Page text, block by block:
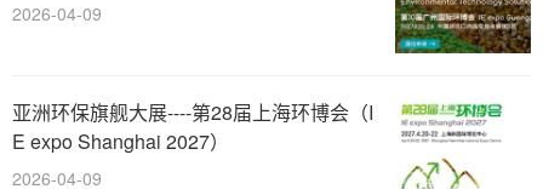
2026-04-09
亚洲环保旗舰大展----第28届上海环博会（I
E expo Shanghai 2027）
2026-04-09